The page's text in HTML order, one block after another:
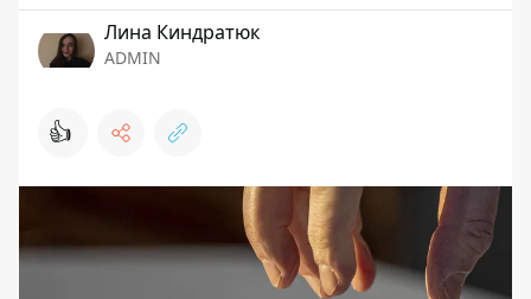
Лина Киндратюк
ADMIN
👍